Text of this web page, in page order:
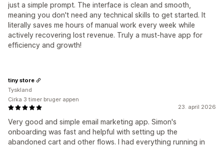
just a simple prompt. The interface is clean and smooth,
meaning you don't need any technical skills to get started. It
literally saves me hours of manual work every week while
actively recovering lost revenue. Truly a must-have app for
efficiency and growth!
23. april 2026
Very good and simple email marketing app. Simon's
onboarding was fast and helpful with setting up the
abandoned cart and other flows. I had everything running in
tiny store
Tyskland
Cirka 3 timer bruger appen